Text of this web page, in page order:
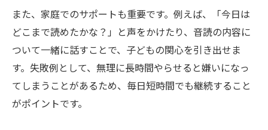
また、家庭でのサポートも重要です。例えば、「今日は
どこまで読めたかな？」と声をかけたり、音読の内容に
ついて一緒に話すことで、子どもの関心を引き出せま
す。失敗例として、無理に長時間やらせると嫌いになっ
てしまうことがあるため、毎日短時間でも継続すること
がポイントです。